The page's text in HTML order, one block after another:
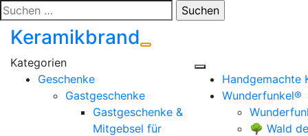
Zum
Inhalt
springen
Suchen
nach:
Keramikbrand
Geschenke
Gastgeschenke
Gastgeschenke &
Mitgebsel für
Handgemachte
Wunderfunkel®
🌳 Wald